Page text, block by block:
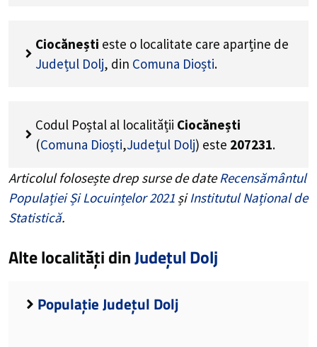
Ciocănești este o localitate care aparține de
Județul Dolj, din Comuna Dioști.
Codul Poștal al localității Ciocănești
(Comuna Dioști,Județul Dolj) este 207231.
Articolul folosește drep surse de dateRecensământul
Populației Și Locuințelor 2021 șiInstitutul Național de
Statistică.
Alte localități dinJudețul Dolj
Populație Județul Dolj